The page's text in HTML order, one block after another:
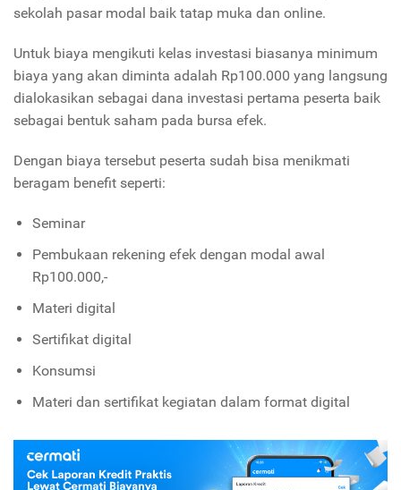
sekolah pasar modal baik tatap muka dan online.
Untuk biaya mengikuti kelas investasi biasanya minimum
biaya yang akan diminta adalah Rp100.000 yang langsung
dialokasikan sebagai dana investasi pertama peserta baik
sebagai bentuk saham pada bursa efek.
Dengan biaya tersebut peserta sudah bisa menikmati
beragam benefit seperti:
Seminar
Pembukaan rekening efek dengan modal awal
Rp100.000,-
Materi digital
Sertifikat digital
Konsumsi
Materi dan sertifikat kegiatan dalam format digital